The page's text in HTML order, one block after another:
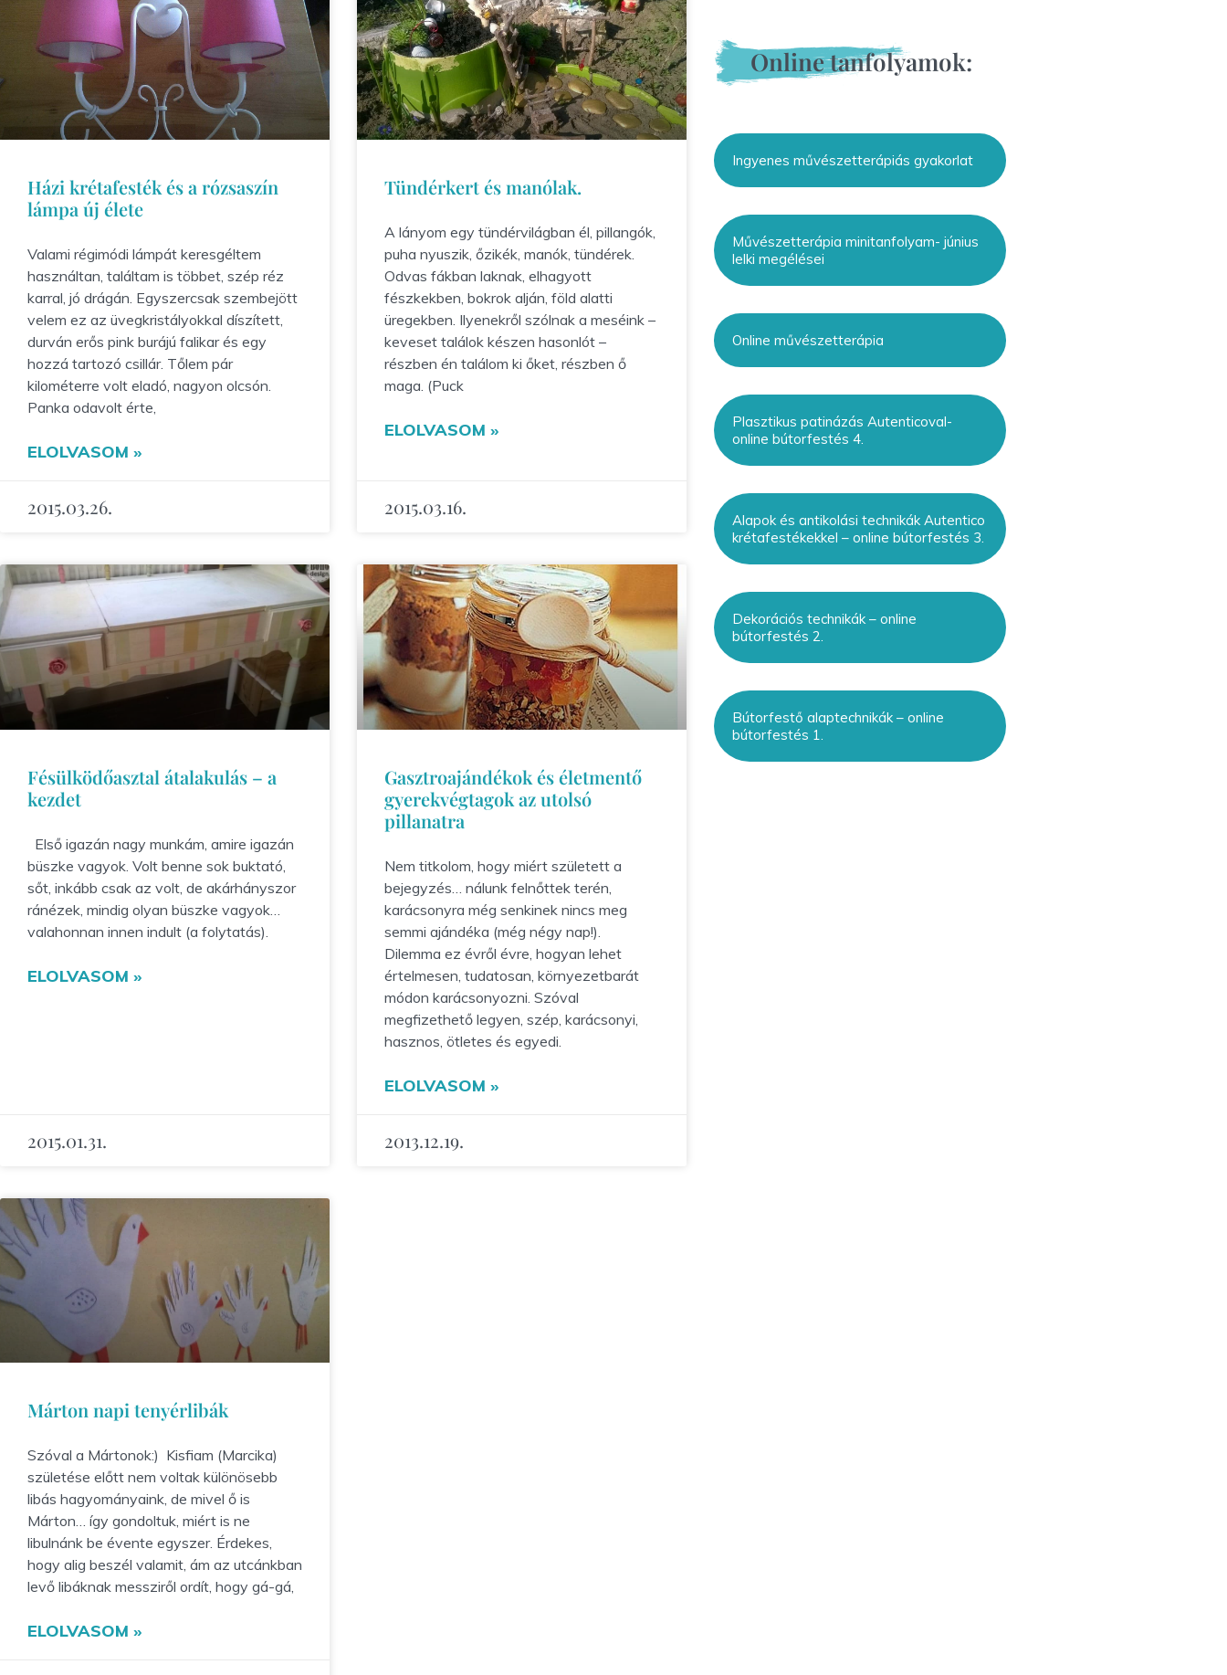
Házi krétafesték és a rózsaszín
lámpa új élete
Valami régimódi lámpát keresgéltem
használtan, találtam is többet, szép réz
karral, jó drágán. Egyszercsak szembejött
velem ez az üvegkristályokkal díszített,
durván erős pink burájú falikar és egy
hozzá tartozó csillár. Tőlem pár
kilométerre volt eladó, nagyon olcsón.
Panka odavolt érte,
ELOLVASOM »
2015.03.26.
Tündérkert és manólak.
A lányom egy tündérvilágban él, pillangók,
puha nyuszik, őzikék, manók, tündérek.
Odvas fákban laknak, elhagyott
fészkekben, bokrok alján, föld alatti
üregekben. Ilyenekről szólnak a meséink –
keveset találok készen hasonlót –
részben én találom ki őket, részben ő
maga. (Puck
ELOLVASOM »
2015.03.16.
Fésülködőasztal átalakulás – a
kezdet
Első igazán nagy munkám, amire igazán
büszke vagyok. Volt benne sok buktató,
sőt, inkább csak az volt, de akárhányszor
ránézek, mindig olyan büszke vagyok…
valahonnan innen indult (a folytatás).
ELOLVASOM »
2015.01.31.
Gasztroajándékok és életmentő
gyerekvégtagok az utolsó
pillanatra
Nem titkolom, hogy miért született a
bejegyzés… nálunk felnőttek terén,
karácsonyra még senkinek nincs meg
semmi ajándéka (még négy nap!).
Dilemma ez évről évre, hogyan lehet
értelmesen, tudatosan, környezetbarát
módon karácsonyozni. Szóval
megfizethető legyen, szép, karácsonyi,
hasznos, ötletes és egyedi.
ELOLVASOM »
2013.12.19.
Márton napi tenyérlibák
Szóval a Mártonok:) Kisfiam (Marcika)
születése előtt nem voltak különösebb
libás hagyományaink, de mivel ő is
Márton… így gondoltuk, miért is ne
libulnánk be évente egyszer. Érdekes,
hogy alig beszél valamit, ám az utcánkban
levő libáknak messziről ordít, hogy gá-gá,
ELOLVASOM »
Online tanfolyamok:
Ingyenes művészetterápiás gyakorlat
Művészetterápia minitanfolyam- június
lelki megélései
Online művészetterápia
Plasztikus patinázás Autenticoval-
online bútorfestés 4.
Alapok és antikolási technikák Autentico
krétafestékekkel – online bútorfestés 3.
Dekorációs technikák – online
bútorfestés 2.
Bútorfestő alaptechnikák – online
bútorfestés 1.